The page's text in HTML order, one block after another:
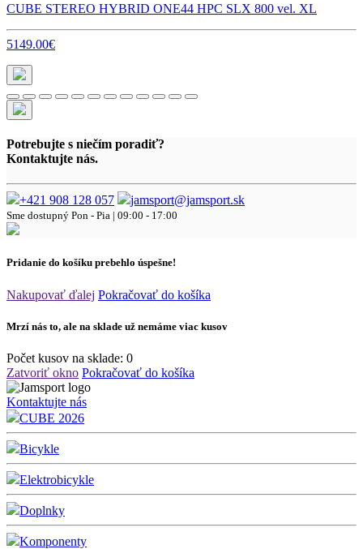
CUBE STEREO HYBRID ONE44 HPC SLX 800 vel. XL
5149.00€
Potrebujte s niečím poradiť?
Kontaktujte nás.
+421 908 128 057 jamsport@jamsport.sk
Sme dostupný Pon - Pia | 09:00 - 17:00
Pridanie do košíku prebehlo úspešne!
Nakupovať ďalej Pokračovať do košíka
Mrzí nás to, ale na sklade už nemáme viac kusov
Počet kusov na sklade: 0
Zatvoriť okno Pokračovať do košíka
Kontaktujte nás
CUBE 2026
Bicykle
Elektrobicykle
Doplnky
Komponenty